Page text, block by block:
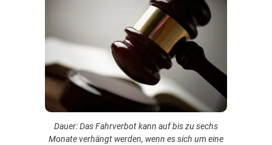
Dauer: Das Fahrverbot kann auf bis zu sechs
Monate verhängt werden, wenn es sich um eine